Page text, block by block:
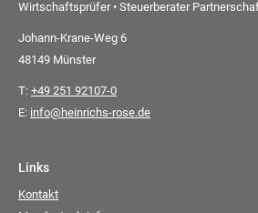
Wirtschaftsprüfer • Steuerberater
Johann-Krane-Weg 6
48149 Münster
T: +49 251 92107-0
E: info@heinrichs-rose.de
Links
Kontakt